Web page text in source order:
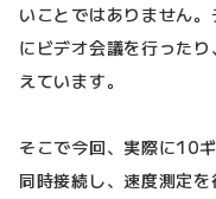
いことではありません
にビデオ会議を行った
えています。
そこで今回、実際に10
同時接続し、速度測定